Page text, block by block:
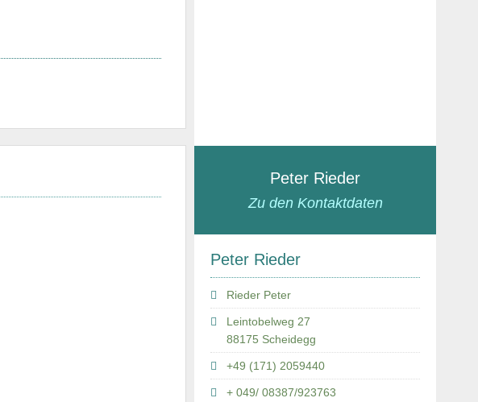
Peter Rieder
Zu den Kontaktdaten
Peter Rieder
Rieder Peter
Leintobelweg 27
88175 Scheidegg
+49 (171) 2059440
+ 049/ 08387/923763